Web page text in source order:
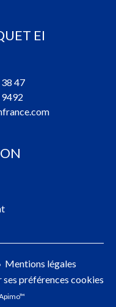
EI
47
Mentions légales
ses préférences cookies